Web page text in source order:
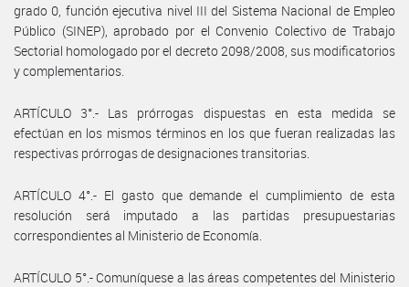
grado 0, función ejecutiva nivel III del Sistema Nacional de Empleo
Público (SINEP), aprobado por el Convenio Colectivo de Trabajo
Sectorial homologado por el decreto 2098/2008, sus modificatorios
y complementarios.
ARTÍCULO 3°.- Las prórrogas dispuestas en esta medida se
efectúan en los mismos términos en los que fueran realizadas las
respectivas prórrogas de designaciones transitorias.
ARTÍCULO 4°.- El gasto que demande el cumplimiento de esta
resolución será imputado a las partidas presupuestarias
correspondientes al Ministerio de Economía.
ARTÍCULO 5°.- Comuníquese a las áreas competentes del Ministerio